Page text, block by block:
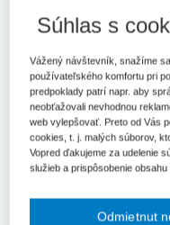
viacerých právnych
povolenia (povolenie na
otázku vstupu na
zamestnaný (prípadná
území tohto štátu
tieto otázky a cudzinec je
otázka samotného
subjektom je
práva súkromného,
prvok v subjekte
Súhlas s
Vážený návštevník, snažíme
používateľského komfortu pri
predpoklady patrí napr. aby
neobťažovali nevhodnou
web vylepšovať. Preto od Vás
cookies, t. j. malých súborov,
Vopred ďakujeme za udelenie
služieb a prispôsobenie
Odmietnut